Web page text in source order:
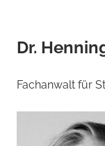
Dr.
Fachanwalt für